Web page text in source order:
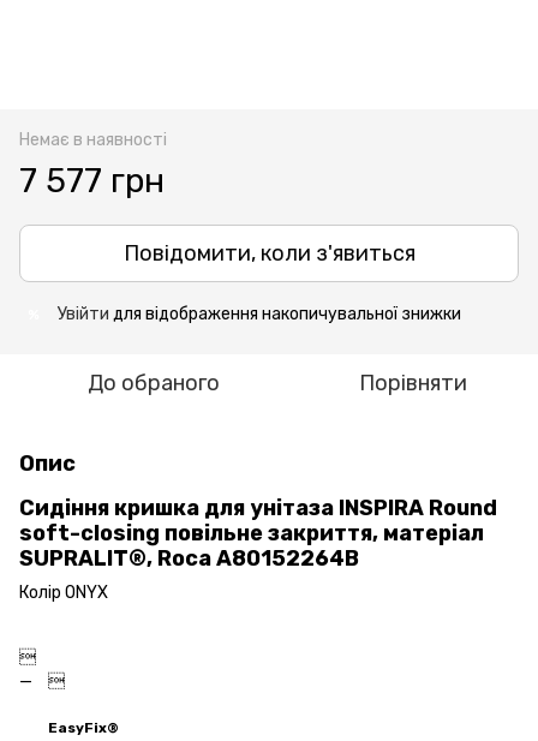
Немає в наявності
7 577 грн
Повідомити, коли з'явиться
Увійти для відображення накопичувальної знижки
До обраного Порівняти
Опис
Сидіння кришка для унітаза INSPIRA Round
soft-closing повільне закриття, матеріал
SUPRALIT®, Roca A80152264B
Колір ONYX


EasyFix®